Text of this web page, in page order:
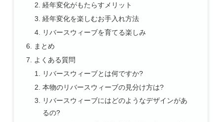
経年変化がもたらすメリット
経年変化を楽しむお手入れ方法
リバースウィーブを育てる楽しみ
まとめ
よくある質問
リバースウィーブとは何ですか?
本物のリバースウィーブの見分け方は?
リバースウィーブにはどのようなデザインがあ
るの?